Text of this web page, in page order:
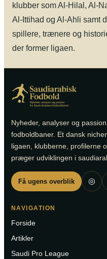
klubber som Al-Hilal, Al-
Al-Ittihad og Al-Ahli samt
spillere, trænere og
der former ligaen.
Nyheder, analyser og
fodboldbaner. Et dansk
ligaen, klubberne, profilerne
præger udviklingen i
Få ugens overblik ◎
NAVIGATION
Forside
Artikler
Saudi Pro League